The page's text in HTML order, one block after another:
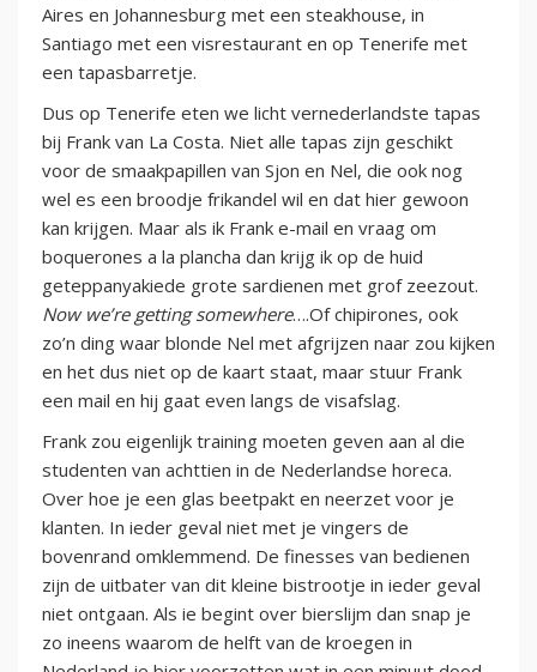
Aires en Johannesburg met een steakhouse, in
Santiago met een visrestaurant en op Tenerife met
een tapasbarretje.
Dus op Tenerife eten we licht vernederlandste tapas
bij Frank van La Costa. Niet alle tapas zijn geschikt
voor de smaakpapillen van Sjon en Nel, die ook nog
wel es een broodje frikandel wil en dat hier gewoon
kan krijgen. Maar als ik Frank e-mail en vraag om
boquerones a la plancha dan krijg ik op de huid
geteppanyakiede grote sardienen met grof zeezout.
Now we’re getting somewhere….Of chipirones, ook
zo’n ding waar blonde Nel met afgrijzen naar zou kijken
en het dus niet op de kaart staat, maar stuur Frank
een mail en hij gaat even langs de visafslag.
Frank zou eigenlijk training moeten geven aan al die
studenten van achttien in de Nederlandse horeca.
Over hoe je een glas beetpakt en neerzet voor je
klanten. In ieder geval niet met je vingers de
bovenrand omklemmend. De finesses van bedienen
zijn de uitbater van dit kleine bistrootje in ieder geval
niet ontgaan. Als ie begint over bierslijm dan snap je
zo ineens waarom de helft van de kroegen in